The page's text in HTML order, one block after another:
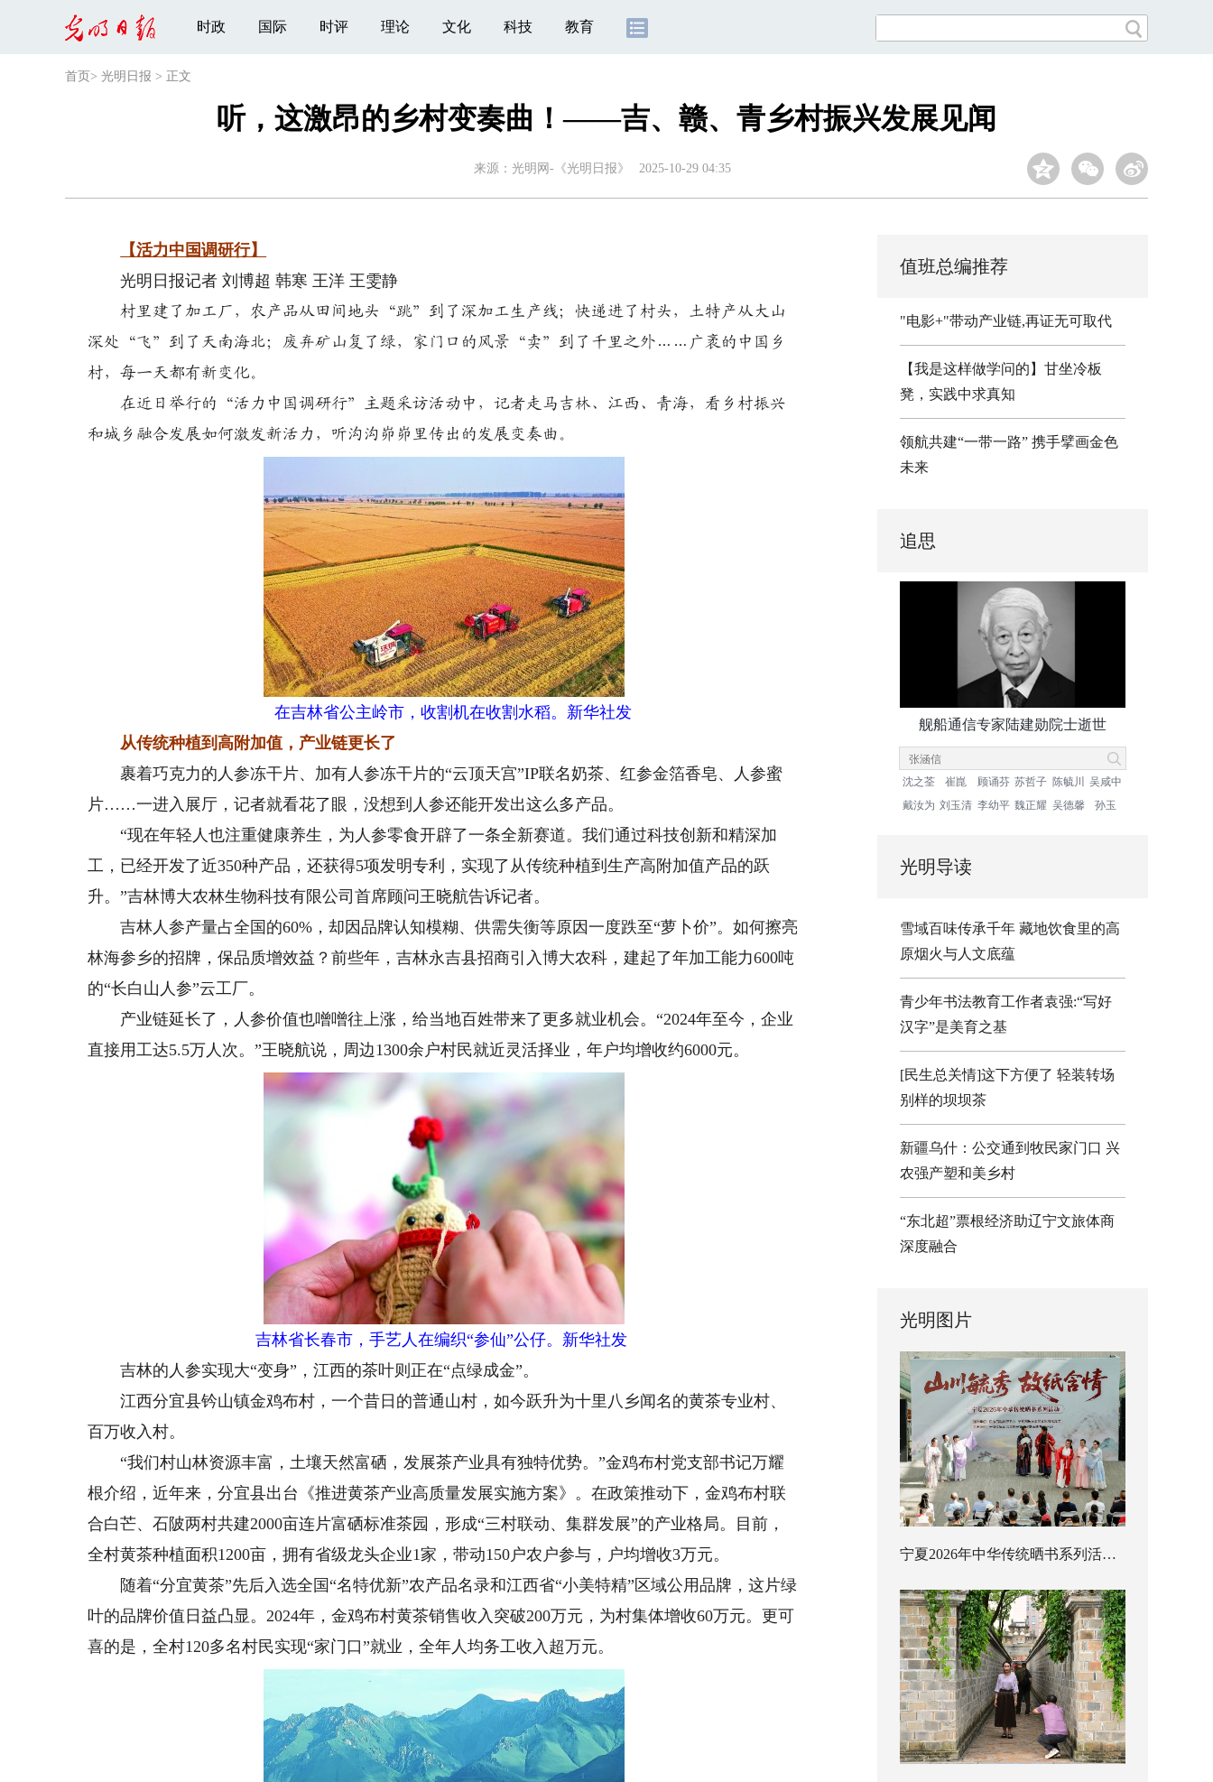
时政 国际 时评 理论 文化 科技 教育
首页 > 光明日报 > 正文
听，这激昂的乡村变奏曲！——吉、赣、青乡村振兴发展见闻
来源： 光明网-《光明日报》 2025-10-29 04:35
【活力中国调研行】
光明日报记者 刘博超 韩寒 王洋 王雯静
村里建了加工厂，农产品从田间地头“跳”到了深加工生产线；快递进了村头，土特产从大山
深处“飞”到了天南海北；废弃矿山复了绿，家门口的风景“卖”到了千里之外……广袤的中国乡
村，每一天都有新变化。
在近日举行的“活力中国调研行”主题采访活动中，记者走马吉林、江西、青海，看乡村振兴
和城乡融合发展如何激发新活力，听沟沟峁峁里传出的发展变奏曲。
在吉林省公主岭市，收割机在收割水稻。新华社发
从传统种植到高附加值，产业链更长了
裹着巧克力的人参冻干片、加有人参冻干片的“云顶天宫”IP联名奶茶、红参金箔香皂、人参蜜
片……一进入展厅，记者就看花了眼，没想到人参还能开发出这么多产品。
“现在年轻人也注重健康养生，为人参零食开辟了一条全新赛道。我们通过科技创新和精深加
工，已经开发了近350种产品，还获得5项发明专利，实现了从传统种植到生产高附加值产品的跃
升。”吉林博大农林生物科技有限公司首席顾问王晓航告诉记者。
吉林人参产量占全国的60%，却因品牌认知模糊、供需失衡等原因一度跌至“萝卜价”。如何擦亮
林海参乡的招牌，保品质增效益？前些年，吉林永吉县招商引入博大农科，建起了年加工能力600吨
的“长白山人参”云工厂。
产业链延长了，人参价值也噌噌往上涨，给当地百姓带来了更多就业机会。“2024年至今，企业
直接用工达5.5万人次。”王晓航说，周边1300余户村民就近灵活择业，年户均增收约6000元。
吉林省长春市，手艺人在编织“参仙”公仔。新华社发
吉林的人参实现大“变身”，江西的茶叶则正在“点绿成金”。
江西分宜县钤山镇金鸡布村，一个昔日的普通山村，如今跃升为十里八乡闻名的黄茶专业村、
百万收入村。
“我们村山林资源丰富，土壤天然富硒，发展茶产业具有独特优势。”金鸡布村党支部书记万耀
根介绍，近年来，分宜县出台《推进黄茶产业高质量发展实施方案》。在政策推动下，金鸡布村联
合白芒、石陂两村共建2000亩连片富硒标准茶园，形成“三村联动、集群发展”的产业格局。目前，
全村黄茶种植面积1200亩，拥有省级龙头企业1家，带动150户农户参与，户均增收3万元。
随着“分宜黄茶”先后入选全国“名特优新”农产品名录和江西省“小美特精”区域公用品牌，这片绿
叶的品牌价值日益凸显。2024年，金鸡布村黄茶销售收入突破200万元，为村集体增收60万元。更可
喜的是，全村120多名村民实现“家门口”就业，全年人均务工收入超万元。
值班总编推荐
"电影+"带动产业链,再证无可取代
【我是这样做学问的】甘坐冷板
凳，实践中求真知
领航共建“一带一路” 携手擘画金色
未来
追思
舰船通信专家陆建勋院士逝世
沈之荃 崔崑 顾诵芬 苏哲子 陈毓川
吴咸中
戴汝为 刘玉清 李幼平 魏正耀 吴德馨 孙玉
光明导读
雪域百味传承千年 藏地饮食里的高
原烟火与人文底蕴
青少年书法教育工作者袁强:“写好
汉字”是美育之基
[民生总关情]这下方便了 轻装转场
别样的坝坝茶
新疆乌什：公交通到牧民家门口 兴
农强产塑和美乡村
“东北超”票根经济助辽宁文旅体商
深度融合
光明图片
宁夏2026年中华传统晒书系列活动启幕